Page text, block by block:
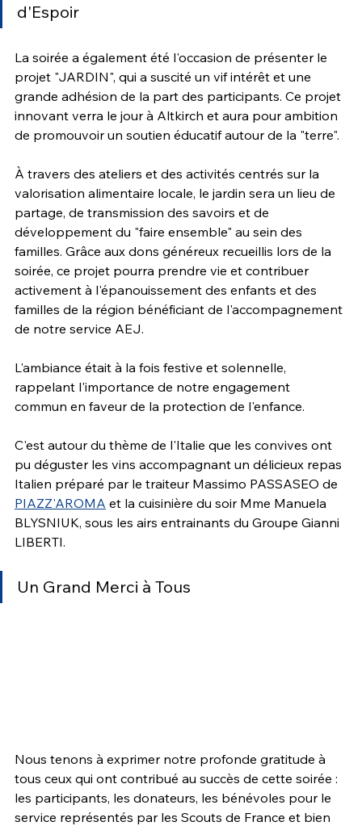
d'Espoir
La soirée a également été l'occasion de présenter le
projet "JARDIN", qui a suscité un vif intérêt et une
grande adhésion de la part des participants. Ce projet
innovant verra le jour à Altkirch et aura pour ambition
de promouvoir un soutien éducatif autour de la "terre".
À travers des ateliers et des activités centrés sur la
valorisation alimentaire locale, le jardin sera un lieu de
partage, de transmission des savoirs et de
développement du "faire ensemble" au sein des
familles. Grâce aux dons généreux recueillis lors de la
soirée, ce projet pourra prendre vie et contribuer
activement à l'épanouissement des enfants et des
familles de la région bénéficiant de l'accompagnement
de notre service AEJ.
L'ambiance était à la fois festive et solennelle,
rappelant l'importance de notre engagement
commun en faveur de la protection de l'enfance.
C'est autour du thème de l'Italie que les convives ont
pu déguster les vins accompagnant un délicieux repas
Italien préparé par le traiteur Massimo PASSASEO de
PIAZZ'AROMA et la cuisinière du soir Mme Manuela
BLYSNIUK, sous les airs entrainants du Groupe Gianni
LIBERTI.
Un Grand Merci à Tous
Nous tenons à exprimer notre profonde gratitude à
tous ceux qui ont contribué au succès de cette soirée :
les participants, les donateurs, les bénévoles pour le
service représentés par les Scouts de France et bien